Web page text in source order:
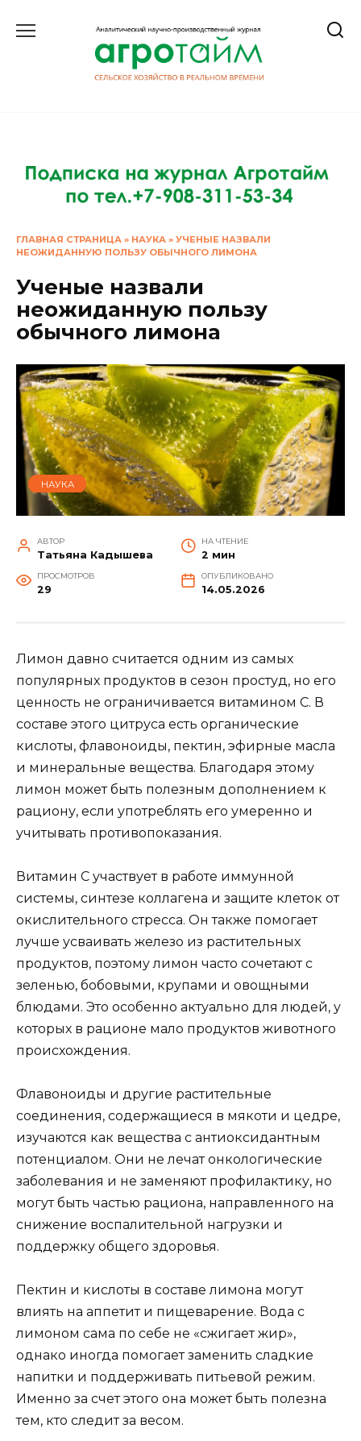
ГЛАВНАЯ СТРАНИЦА » НАУКА » УЧЕНЫЕ НАЗВАЛИ
НЕОЖИДАННУЮ ПОЛЬЗУ ОБЫЧНОГО ЛИМОНА
Ученые назвали
неожиданную пользу
обычного лимона
НАУКА
АВТОР
Татьяна Кадышева
НА ЧТЕНИЕ
2 мин
ПРОСМОТРОВ
29
ОПУБЛИКОВАНО
14.05.2026
Лимон давно считается одним из самых
популярных продуктов в сезон простуд, но его
ценность не ограничивается витамином С. В
составе этого цитруса есть органические
кислоты, флавоноиды, пектин, эфирные масла
и минеральные вещества. Благодаря этому
лимон может быть полезным дополнением к
рациону, если употреблять его умеренно и
учитывать противопоказания.
Витамин С участвует в работе иммунной
системы, синтезе коллагена и защите клеток от
окислительного стресса. Он также помогает
лучше усваивать железо из растительных
продуктов, поэтому лимон часто сочетают с
зеленью, бобовыми, крупами и овощными
блюдами. Это особенно актуально для людей, у
которых в рационе мало продуктов животного
происхождения.
Флавоноиды и другие растительные
соединения, содержащиеся в мякоти и цедре,
изучаются как вещества с антиоксидантным
потенциалом. Они не лечат онкологические
заболевания и не заменяют профилактику, но
могут быть частью рациона, направленного на
снижение воспалительной нагрузки и
поддержку общего здоровья.
Пектин и кислоты в составе лимона могут
влиять на аппетит и пищеварение. Вода с
лимоном сама по себе не «сжигает жир»,
однако иногда помогает заменить сладкие
напитки и поддерживать питьевой режим.
Именно за счет этого она может быть полезна
тем, кто следит за весом.